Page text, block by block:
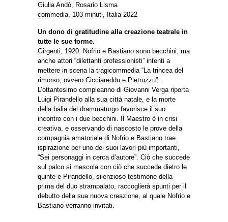
Giulia Andò, Rosario Lisma
commedia, 103 minuti, Italia 2022
Un dono di gratitudine alla creazione teatrale in
tutte le sue forme.
Girgenti, 1920. Nofrio e Bastiano sono becchini, ma
anche attori “dilettanti professionisti” intenti a
mettere in scena la tragicommedia “La trincea del
rimorso, ovvero Cicciareddu e Pietruzzu”.
L’ottantesimo compleanno di Giovanni Verga riporta
Luigi Pirandello alla sua città natale, e la morte
della balia del drammaturgo favorisce il suo
incontro con i due becchini. Il Maestro è in crisi
creativa, e osservando di nascosto le prove della
compagnia amatoriale di Nofrio e Bastiano trae
ispirazione per uno dei suoi lavori più importanti,
“Sei personaggi in cerca d’autore”. Ciò che succede
sul palco si mescola con ciò che succede dietro le
quinte e Pirandello, silenzioso testimone della
prima del duo strampalato, raccoglierà spunti per il
debutto della sua nuova creazione, al quale Nofrio e
Bastiano verranno invitati.